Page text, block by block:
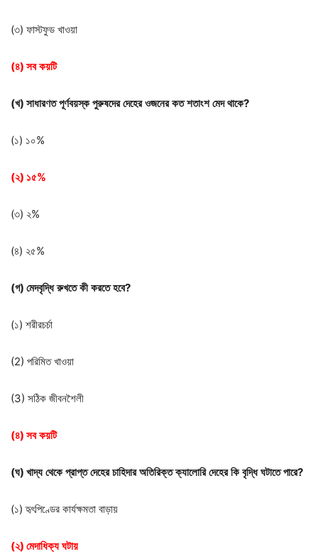
(৩) ফাস্টফুড খাওয়া
(৪) সব কয়টি
(খ) সাধারণত পূর্ণবয়স্ক পুরুষদের দেহের ওজনের কত শতাংশ মেদ থাকে?
(১) ১০%
(২) ১৫%
(৩) ২%
(৪) ২৫%
(গ) মেদবৃদ্ধি রুখতে কী করতে হবে?
(১) শরীরচর্চা
(2) পরিমিত খাওয়া
(3) সঠিক জীবনশৈলী
(৪) সব কয়টি
(ঘ) খাদ্য থেকে প্রাপ্ত দেহের চাহিদার অতিরিক্ত ক্যালোরি দেহের কি বৃদ্ধি ঘটাতে পারে?
(১) হৃৎপিণ্ডের কার্যক্ষমতা বাড়ায়
(২) মেদাধিক্য ঘটায়